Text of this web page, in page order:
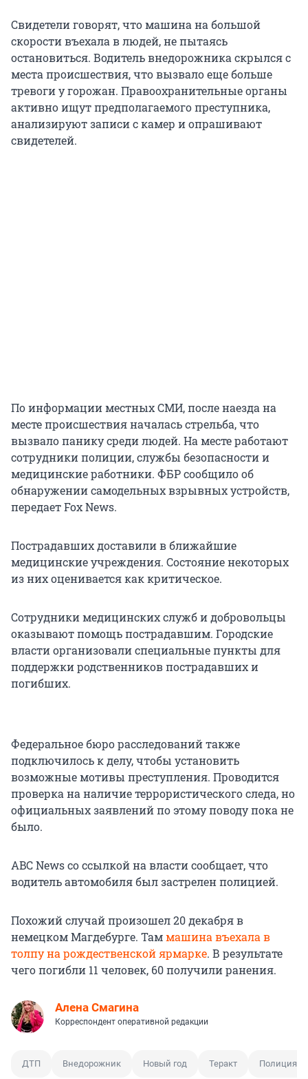
Свидетели говорят, что машина на большой
скорости въехала в людей, не пытаясь
остановиться. Водитель внедорожника скрылся с
места происшествия, что вызвало еще больше
тревоги у горожан. Правоохранительные органы
активно ищут предполагаемого преступника,
анализируют записи с камер и опрашивают
свидетелей.
По информации местных СМИ, после наезда на
месте происшествия началась стрельба, что
вызвало панику среди людей. На месте работают
сотрудники полиции, службы безопасности и
медицинские работники. ФБР сообщило об
обнаружении самодельных взрывных устройств,
передает Fox News.
Пострадавших доставили в ближайшие
медицинские учреждения. Состояние некоторых
из них оценивается как критическое.
Сотрудники медицинских служб и добровольцы
оказывают помощь пострадавшим. Городские
власти организовали специальные пункты для
поддержки родственников пострадавших и
погибших.
Федеральное бюро расследований также
подключилось к делу, чтобы установить
возможные мотивы преступления. Проводится
проверка на наличие террористического следа, но
официальных заявлений по этому поводу пока не
было.
ABC News со ссылкой на власти сообщает, что
водитель автомобиля был застрелен полицией.
Похожий случай произошел 20 декабря в
немецком Магдебурге. Таммашина въехала в
толпу на рождественской ярмарке. В результате
чего погибли 11 человек, 60 получили ранения.
Алена Смагина
Корреспондент оперативной редакции
ДТП Внедорожник Новый год Теракт Полиция